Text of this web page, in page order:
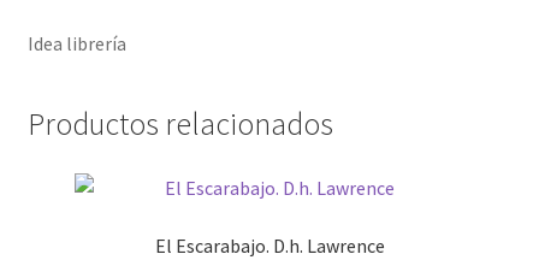
Idea librería
Productos relacionados
El Escarabajo. D.h. Lawrence